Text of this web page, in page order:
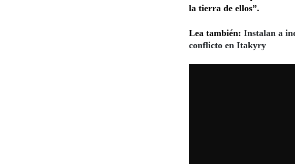
la tierra de ellos”.
Lea también: Instalan a
conflicto en Itakyry